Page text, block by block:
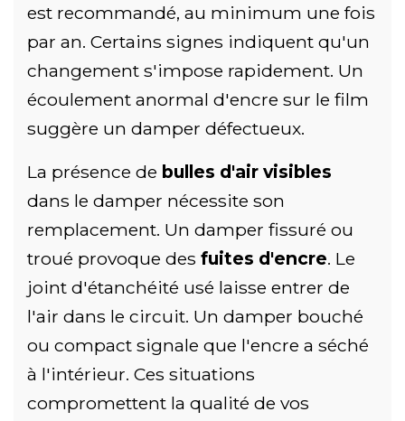
est recommandé, au minimum une fois
par an. Certains signes indiquent qu'un
changement s'impose rapidement. Un
écoulement anormal d'encre sur le film
suggère un damper défectueux.
La présence de bulles d'air visibles
dans le damper nécessite son
remplacement. Un damper fissuré ou
troué provoque des fuites d'encre. Le
joint d'étanchéité usé laisse entrer de
l'air dans le circuit. Un damper bouché
ou compact signale que l'encre a séché
à l'intérieur. Ces situations
compromettent la qualité de vos